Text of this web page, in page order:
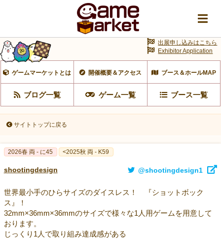
ゲームマーケットとは 開催概要＆アクセス ブース＆ホールMAP
ブログ一覧 ゲーム一覧 ブース一覧
出展申し込みはこちら
Exhibitor Application
サイトトップに戻る
2026春 両 - に45 <2025秋 両 - K59
shootingdesign @shootingdesign1
世界最小手のひらサイズのダイスレス！ 『ショットボック
ス』！
32mm×36mm×36mmのサイズで様々な1人用ゲームを用意して
おります。
じっくり1人で取り組み達成感がある